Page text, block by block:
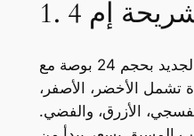
إم 4
يأتي جهاز “آي ماك” الجديد بحجم 24 بوصة مع
تشمل الأخضر، الأصفر،
الأزرق، والفضي.